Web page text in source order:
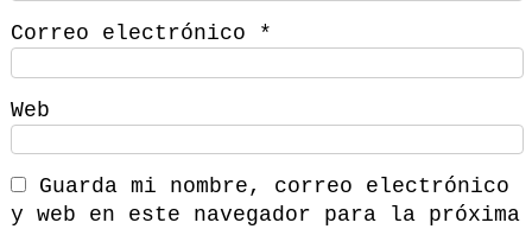
Correo electrónico *
Web
Guarda mi nombre, correo electrónico
y web en este navegador para la próxima